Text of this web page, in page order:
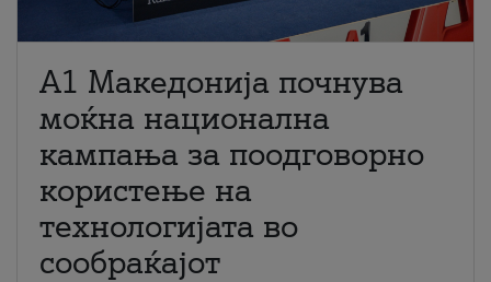
A1 Македонија почнува
моќна национална
кампања за поодговорно
користење на
технологијата во
сообраќајот